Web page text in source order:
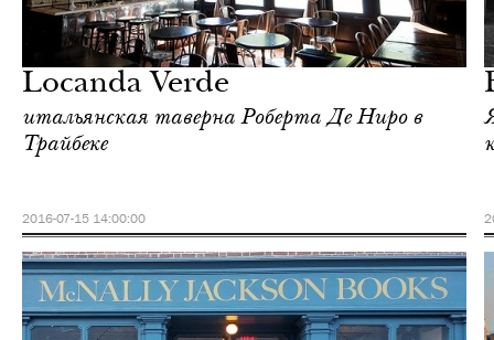
Locanda Verde
итальянская таверна Роберта Де Ниро в
Трайбеке
2016-07-15 14:00:00
Йорк